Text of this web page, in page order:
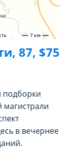
87, $75
подборки
магистрали
в вечернее